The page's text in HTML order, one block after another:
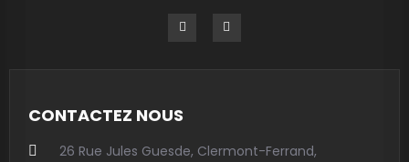
CONTACTEZ NOUS
26 Rue Jules Guesde, Clermont-Ferrand,